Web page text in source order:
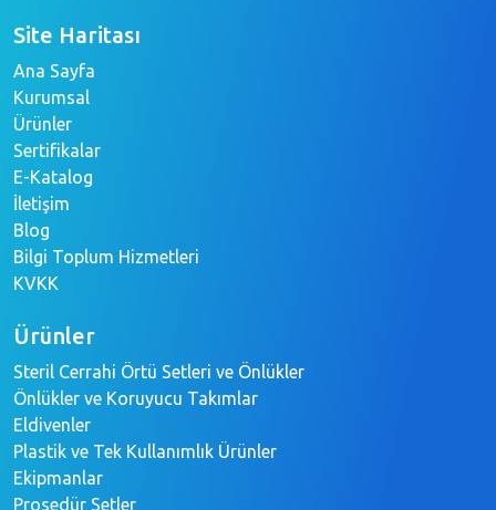
Ana Sayfa
Kurumsal
Ürünler
Sertifikalar
E-Katalog
İletişim
Blog
Bilgi Toplum Hizmetleri
Steril Cerrahi Örtü Setleri ve Önlükler
Önlükler ve Koruyucu Takımlar
Eldivenler
Plastik ve Tek Kullanımlık Ürünler
Ekipmanlar